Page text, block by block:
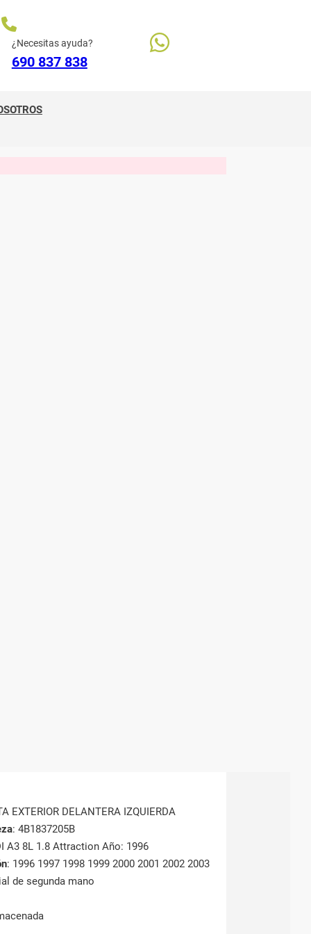
¿Necesitas ayuda?
690 837 838
EXTERIOR DELANTERA IZQUIERDA
: 4B1837205B
A3 8L 1.8 Attraction Año: 1996
: 1996 1997 1998 1999 2000 2001 2002 2003
de segunda mano